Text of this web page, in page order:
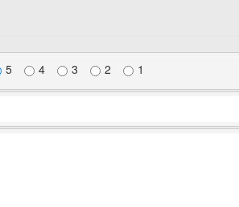
5 4 3 2 1